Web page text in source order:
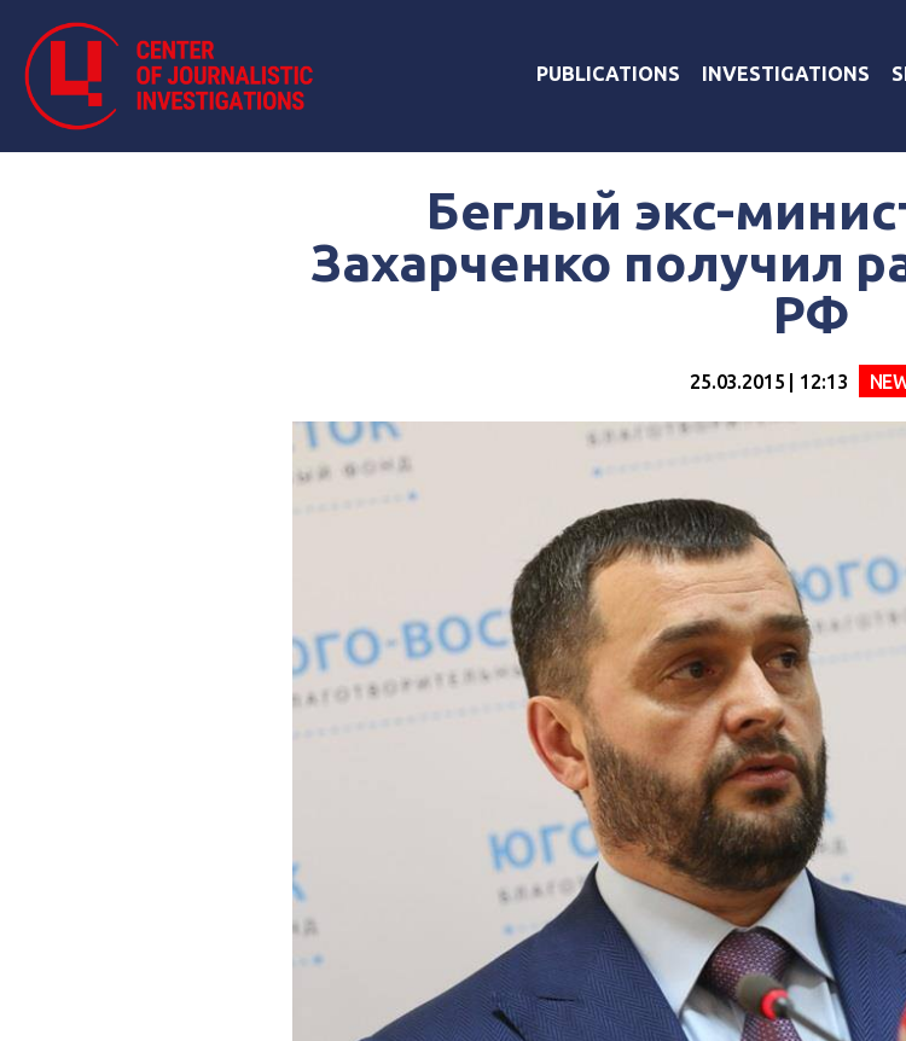
PUBLICATIONS INVESTIGATIONS
Беглый экс-
Захарченко получил
РФ
25.03.2015 | 12:13